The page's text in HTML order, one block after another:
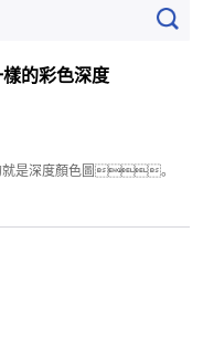
的彩色深度
就是深度顏色圖。